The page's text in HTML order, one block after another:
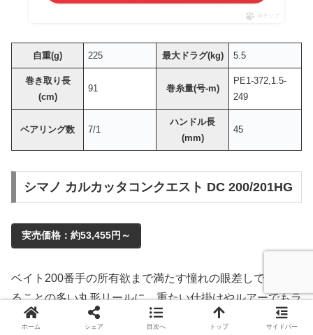
ポチップ
自重(g) 225 最大ドラグ(kg) 5.5
巻き取り長
(cm)
91 巻糸量(号-m)
PE1-372,1.5-
249
ベアリング数 7/1
ハンドル長
(mm)
45
シマノ カルカッタコンクエスト DC 200/201HG
実売価格：約53,455円～
ベイト200番手の所有欲まで満たす憧れの眼差しで見られ
ることの多い丸形リールに、重たい仕掛けやルアーでもラ
イントラブルを軽減しながらフルキャスト可能なDCブレ
ホーム シェア 目次へ トップ サイドバー